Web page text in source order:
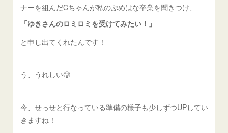
ナーを組んだCちゃんが私のぷめはな卒業を聞きつけ、
「ゆきさんのロミロミを受けてみたい！」
と申し出てくれたんです！
う、うれしい🥲
今、せっせと行なっている準備の様子も少しずつUPしてい
きますね！